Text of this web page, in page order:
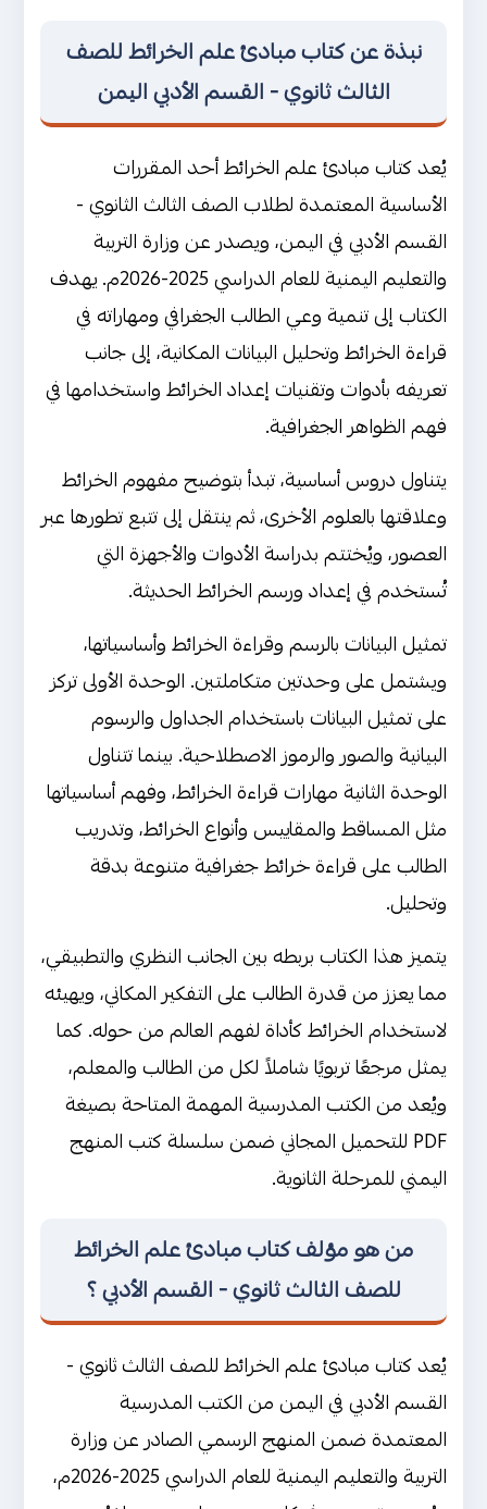
نبذة عن كتاب مبادئ علم الخرائط للصف
الثالث ثانوي - القسم الأدبي اليمن
يُعد كتاب مبادئ علم الخرائط أحد المقررات
الأساسية المعتمدة لطلاب الصف الثالث الثانوي -
القسم الأدبي في اليمن، ويصدر عن وزارة التربية
والتعليم اليمنية للعام الدراسي 2025-2026م. يهدف
الكتاب إلى تنمية وعي الطالب الجغرافي ومهاراته في
قراءة الخرائط وتحليل البيانات المكانية، إلى جانب
تعريفه بأدوات وتقنيات إعداد الخرائط واستخدامها في
فهم الظواهر الجغرافية.
يتناول دروس أساسية، تبدأ بتوضيح مفهوم الخرائط
وعلاقتها بالعلوم الأخرى، ثم ينتقل إلى تتبع تطورها عبر
العصور، ويُختتم بدراسة الأدوات والأجهزة التي
تُستخدم في إعداد ورسم الخرائط الحديثة.
تمثيل البيانات بالرسم وقراءة الخرائط وأساسياتها،
ويشتمل على وحدتين متكاملتين. الوحدة الأولى تركز
على تمثيل البيانات باستخدام الجداول والرسوم
البيانية والصور والرموز الاصطلاحية. بينما تتناول
الوحدة الثانية مهارات قراءة الخرائط، وفهم أساسياتها
مثل المساقط والمقاييس وأنواع الخرائط، وتدريب
الطالب على قراءة خرائط جغرافية متنوعة بدقة
وتحليل.
يتميز هذا الكتاب بربطه بين الجانب النظري والتطبيقي،
مما يعزز من قدرة الطالب على التفكير المكاني، ويهيئه
لاستخدام الخرائط كأداة لفهم العالم من حوله. كما
يمثل مرجعًا تربويًا شاملاً لكل من الطالب والمعلم،
ويُعد من الكتب المدرسية المهمة المتاحة بصيغة
PDF للتحميل المجاني ضمن سلسلة كتب المنهج
اليمني للمرحلة الثانوية.
من هو مؤلف كتاب مبادئ علم الخرائط
للصف الثالث ثانوي - القسم الأدبي ؟
يُعد كتاب مبادئ علم الخرائط للصف الثالث ثانوي -
القسم الأدبي في اليمن من الكتب المدرسية
المعتمدة ضمن المنهج الرسمي الصادر عن وزارة
التربية والتعليم اليمنية للعام الدراسي 2025-2026م،